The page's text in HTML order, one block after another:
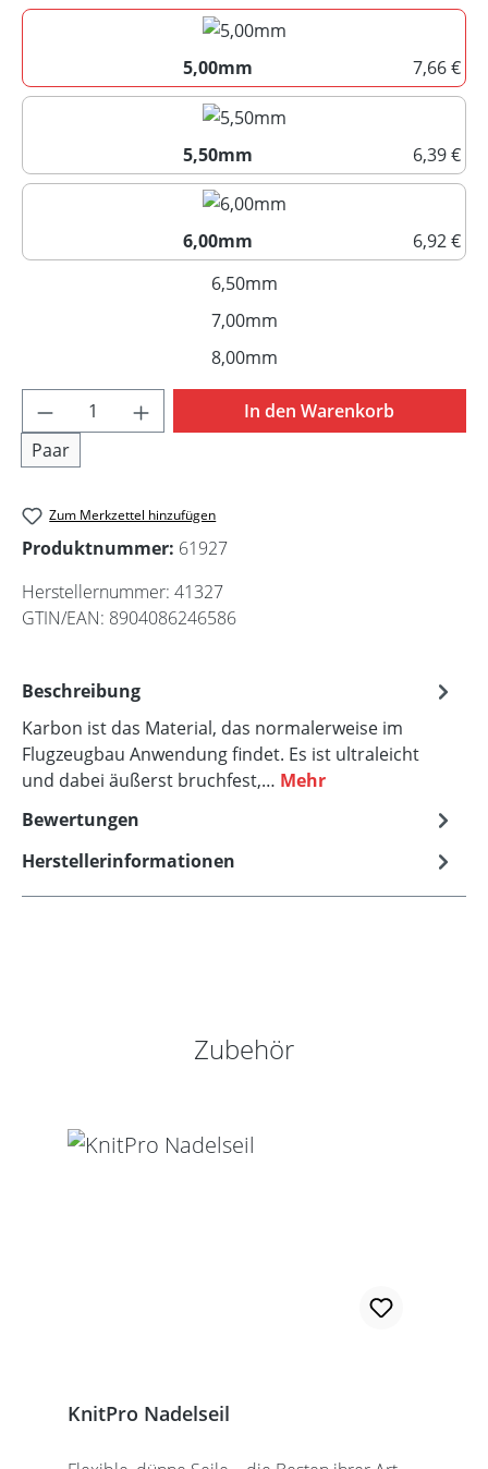
5,00mm
7,66 €
5,00mm
5,50mm
6,39 €
5,50mm
6,00mm
6,92 €
6,00mm
6,50mm(Diese Option ist zurzeit
7,00mm(Diese Option ist zurzeit
8,00mm(Diese Option ist zurzeit
Produkt Anzahl: Gib den gewünschten
Paar
In den Warenkorb
Zum Merkzettel hinzufügen
Produktnummer: 61927
Herstellernummer: 41327
GTIN/EAN: 8904086246586
Beschreibung
Karbon ist das Material, das normalerweise im
Flugzeugbau Anwendung findet. Es ist ultraleicht
und dabei äußerst bruchfest,… Mehr
Bewertungen
Herstellerinformationen
Produktgalerie überspringen
Zubehör
KnitPro Nadelseil